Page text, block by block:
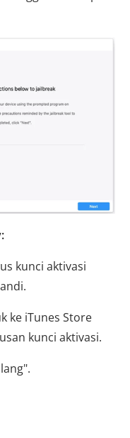
kunci aktivasi
ke iTunes Store
kunci aktivasi.